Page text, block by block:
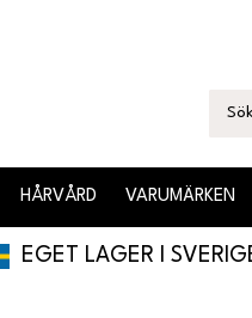
HÅRVÅRD VARUMÄRKEN
EGET LAGER I